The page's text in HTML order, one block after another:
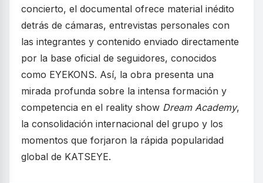
concierto, el documental ofrece material inédito
detrás de cámaras, entrevistas personales con
las integrantes y contenido enviado directamente
por la base oficial de seguidores, conocidos
como EYEKONS. Así, la obra presenta una
mirada profunda sobre la intensa formación y
competencia en el reality show Dream Academy,
la consolidación internacional del grupo y los
momentos que forjaron la rápida popularidad
global de KATSEYE.